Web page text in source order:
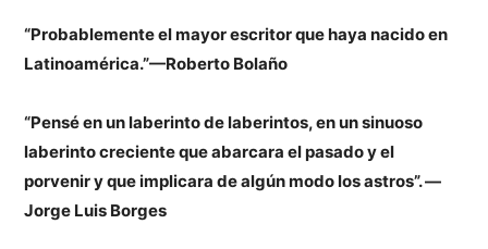
“Probablemente el mayor escritor que haya nacido en
Latinoamérica.”—Roberto Bolaño
“Pensé en un laberinto de laberintos, en un sinuoso
laberinto creciente que abarcara el pasado y el
porvenir y que implicara de algún modo los astros”. —
Jorge Luis Borges